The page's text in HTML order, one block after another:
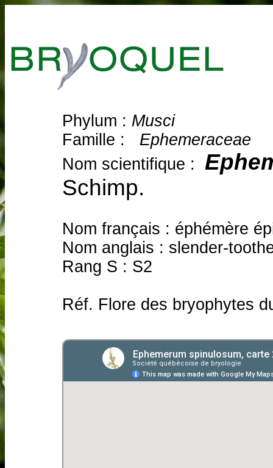
Phylum : Musci
Famille : Ephemeraceae
Nom scientifique :
Schimp.
Nom français : éphémère
Nom anglais : slender-
Rang S : S2
Réf. Flore des bryophytes